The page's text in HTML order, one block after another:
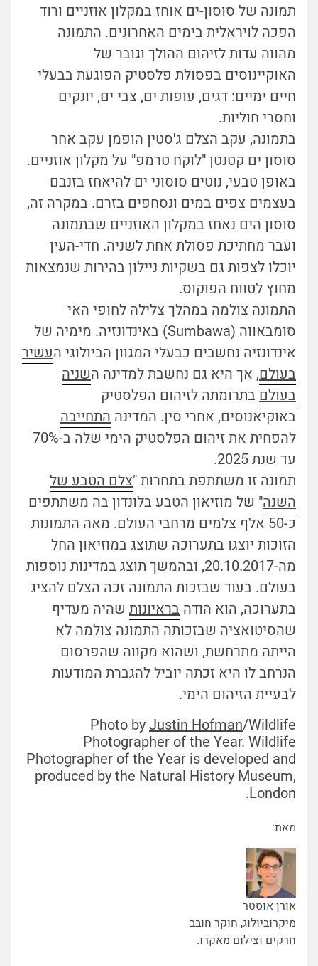
תמונה של סוסון-ים אוחז במקלון אוזניים ורוד
הפכה לויראלית בימים האחרונים. התמונה
מהווה עדות לזיהום ההולך וגובר של
האוקיינוסים בפסולת פלסטיק הפוגעת בבעלי
חיים ימיים: דגים, עופות ים, צבי ים, יונקים
וחסרי חוליות.
בתמונה, עקב הצלם ג'סטין הופמן עקב אחר
סוסון ים קטנטן "לוקח טרמפ" על מקלון אוזניים.
באופן טבעי, נוטים סוסוני ים להיאחז בזנבם
בעצמים צפים במים ונסחפים בזרם. במקרה זה,
סוסון הים נאחז במקלון האוזניים שבתמונה
ועבר מחתיכת פסולת אחת לשניה. חדי-העין
יוכלו לצפות גם בשקיות ניילון בהירות שנמצאות
מחוץ לטווח הפוקוס.
התמונה צולמה במהלך צלילה לחופי האי
סומבאווה (Sumbawa) באינדונזיה. מימיה של
אינדונזיה נחשבים כבעלי המגוון הביולוגי העשיר
בעולם, אך היא גם נחשבת למדינה השניה
בעולם בתרומתה לזיהום הפלסטיק
באוקיאנוסים, אחרי סין. המדינה התחייבה
להפחית את זיהום הפלסטיק הימי שלה ב-70%
עד שנת 2025.
תמונה זו משתתפת בתחרות "צלם הטבע של
השנה" של מוזיאון הטבע בלונדון בה משתתפים
כ-50 אלף צלמים מרחבי העולם. מאה התמונות
הזוכות יוצגו בתערוכה שתוצג במוזיאון החל
מה-20.10.2017, ובהמשך תוצג במדינות נוספות
בעולם. בעוד שבזכות התמונה זכה הצלם להציג
בתערוכה, הוא הודה בראיונות שהיה מעדיף
שהסיטואציה שבזכותה התמונה צולמה לא
הייתה מתרחשת, ושהוא מקווה שהפרסום
הנרחב לו היא זכתה יוביל להגברת המודעות
לבעיית הזיהום הימי.
Photo byJustin Hofman/Wildlife
Photographer of the Year. Wildlife
Photographer of the Year is developed and
produced by the Natural History Museum,
London.
מאת:
אורן אוסטר
מיקרוביולוג, חוקר חובב
חרקים וצילום מאקרו.